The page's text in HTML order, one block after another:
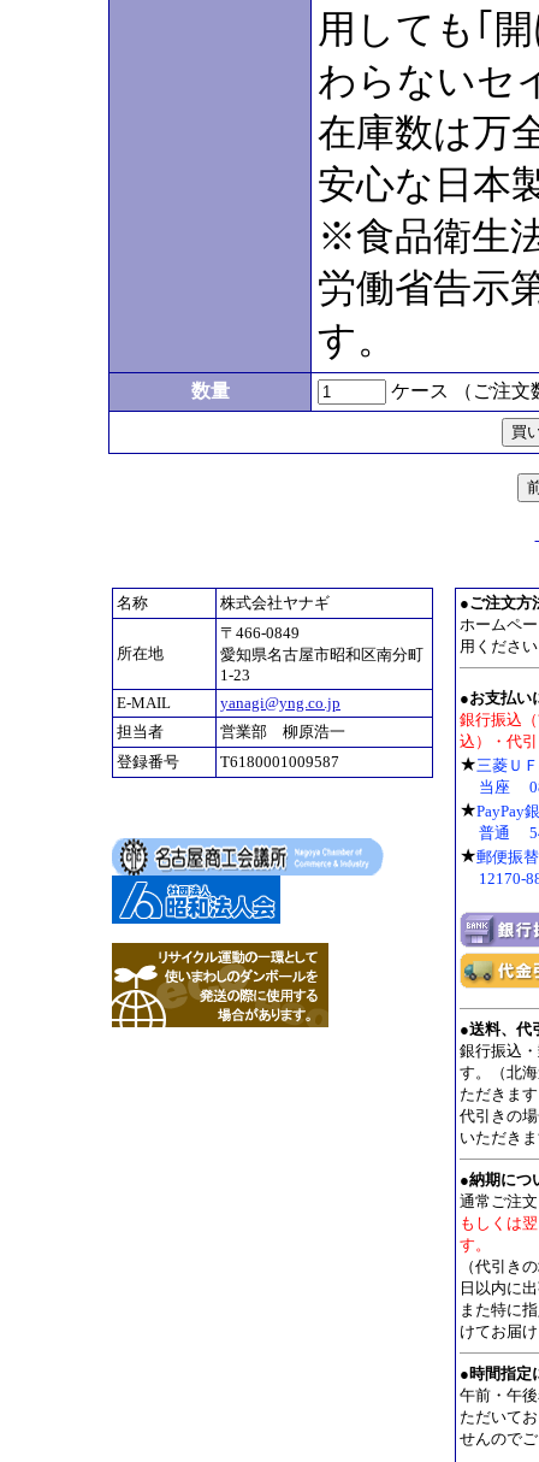
用しても｢
わらないセ
在庫数は万
安心な日本
※食品衛生
労働省告示
す。
数量 ケース （ご注文
名称 株式会社ヤナギ
所在地
〒466-0849
愛知県名古屋市昭和区南分町
1-23
E-MAIL
yanagi@yng.co.jp
担当者
営業部 柳原浩一
登録番号
T6180001009587
●ご注文方
ホームペ
用くださ
●お支払い
銀行振込
込）・代
★三菱Ｕ
当座
★PayPay
普通
★郵便振
12170-
●送料、代
銀行振込
す。（北
ただきま
代引きの
いただき
●納期につ
通常ご注
もしくは
す。
（代引き
日以内に
また特に
けてお届
●時間指定
午前・午
ただいて
せんので